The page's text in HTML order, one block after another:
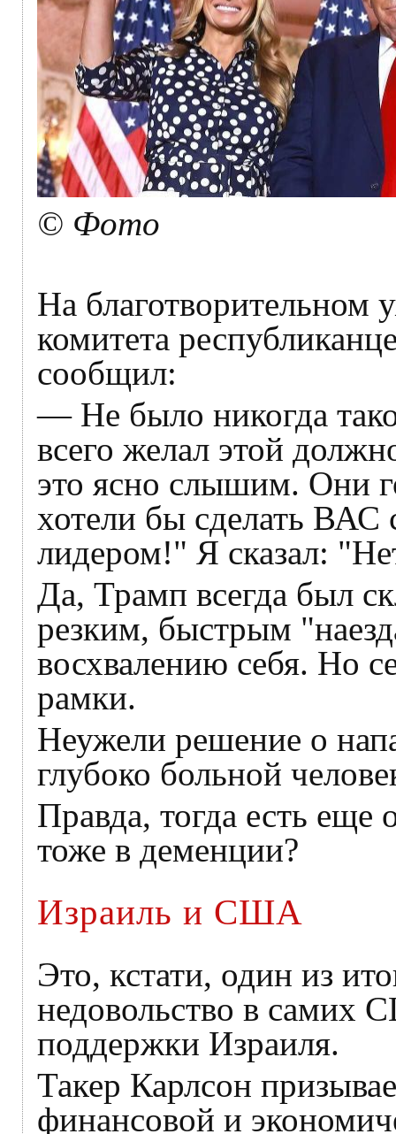
© Фото
На благотворительном
комитета
сообщил:
— Не было никогда
всего желал этой
это ясно слышим. Они
хотели бы сделать
лидером!" Я сказал:
Да, Трамп всегда был
резким, быстрым
восхвалению себя. Но
рамки.
Неужели решение о
глубоко больной
Правда, тогда есть еще
тоже в деменции?
Израиль и США
Это, кстати, один из
недовольство в
поддержки Израиля.
Такер Карлсон
финансовой и